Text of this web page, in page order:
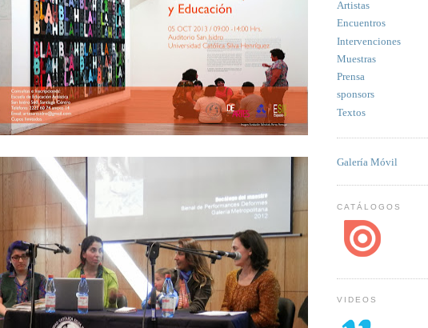
Artistas
Encuentros
Intervenciones
Muestras
Prensa
sponsors
Textos
Galería Móvil
CATÁLOGOS
VIDEOS